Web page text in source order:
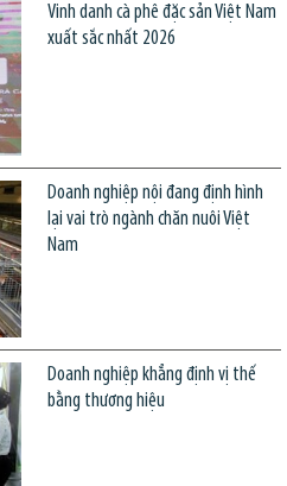
Vinh danh cà phê đặc sản Việt Nam
xuất sắc nhất 2026
Doanh nghiệp nội đang định hình
lại vai trò ngành chăn nuôi Việt
Nam
Doanh nghiệp khẳng định vị thế
bằng thương hiệu